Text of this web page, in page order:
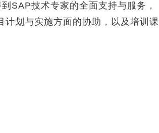
技术专家的全面支持与服务，
划与实施方面的协助，以及培训课